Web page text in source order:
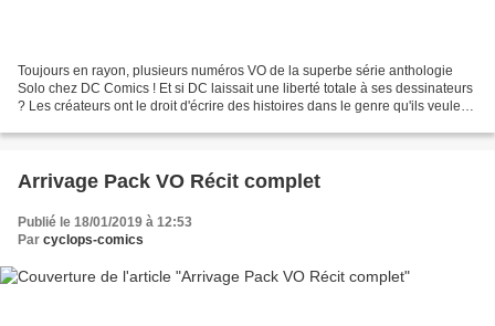
Toujours en rayon, plusieurs numéros VO de la superbe série anthologie
Solo chez DC Comics ! Et si DC laissait une liberté totale à ses dessinateurs
? Les créateurs ont le droit d'écrire des histoires dans le genre qu'ils veulent,
Arrivage Pack VO Récit complet
Publié le 18/01/2019 à 12:53
Par cyclops-comics